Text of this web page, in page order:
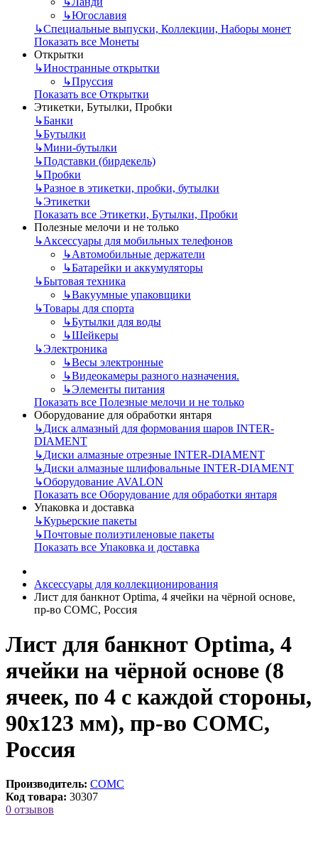
↳Югославия
↳Специальные выпуски, Коллекции, Наборы монет
Показать все Монеты
Открытки
↳Иностранные открытки
↳Пруссия
Показать все Открытки
Этикетки, Бутылки, Пробки
↳Банки
↳Бутылки
↳Мини-бутылки
↳Подставки (бирдекель)
↳Пробки
↳Разное в этикетки, пробки, бутылки
↳Этикетки
Показать все Этикетки, Бутылки, Пробки
Полезные мелочи и не только
↳Аксессуары для мобильных телефонов
↳Автомобильные держатели
↳Батарейки и аккумуляторы
↳Бытовая техника
↳Вакуумные упаковщики
↳Товары для спорта
↳Бутылки для воды
↳Шейкеры
↳Электроника
↳Весы электронные
↳Видеокамеры разного назначения.
↳Элементы питания
Показать все Полезные мелочи и не только
Оборудование для обработки янтаря
↳Диск алмазный для формования шаров INTER-
DIAMENT
↳Диски алмазные отрезные INTER-DIAMENT
↳Диски алмазные шлифовальные INTER-DIAMENT
↳Оборудование AVALON
Показать все Оборудование для обработки янтаря
Упаковка и доставка
↳Курьерские пакеты
↳Почтовые полиэтиленовые пакеты
Показать все Упаковка и доставка
Аксессуары для коллекционирования
Лист для банкнот Optima, 4 ячейки на чёрной основе,
пр-во СОМС, Россия
Лист для банкнот Optima, 4
ячейки на чёрной основе (8
ячеек, по 4 с каждой стороны,
90х123 мм), пр-во СОМС,
Россия
Производитель: СОМС
Код товара: 30307
0 отзывов